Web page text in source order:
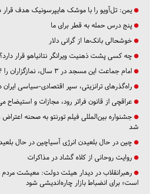
یمن: تل‌آویو را با موشک هایپرسونیک هدف قرار
پنج درس‌ حمله به قطر برای ما
خوشحالی بانک‌ها از گرانی دلار
چه کسی پشت ذهنیت ویرانگر نتانیاهو قرار دارد؟
امام جماعت این مسجد در ۳ سال، نمازگزاران را ۴ برابر کرد
راه‌گذرهای ترانزیتی، سپر اقتصادی-سیاسی ایران
عراقچی از قانون فراتر رود، مجازات و استیضاح
جشنواره بین‌المللی فیلم تورنتو به صحنه
شد
چین در حال بلعیدن انرژی آسیاچین در حال
روایت روحانی از کلاه گشاد در مذاکرات
رهبرانقلاب در دیدار هیئت دولت: معیشت مردم
است؛ برای انضباط بازار چاره‌اندیشی شود